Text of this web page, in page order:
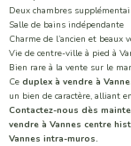
Deux chambres
Salle de bains indépendante
Charme de l’ancien et beaux
Vie de centre-ville à pied à
Bien rare à la vente sur le
Ce duplex à vendre à
un bien de caractère, alliant
Contactez-nous dès
vendre à Vannes centre
Vannes intra-muros.